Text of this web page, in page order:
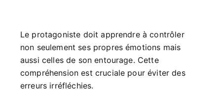
Le protagoniste doit apprendre à contrôler
non seulement ses propres émotions mais
aussi celles de son entourage. Cette
compréhension est cruciale pour éviter des
erreurs irréfléchies.